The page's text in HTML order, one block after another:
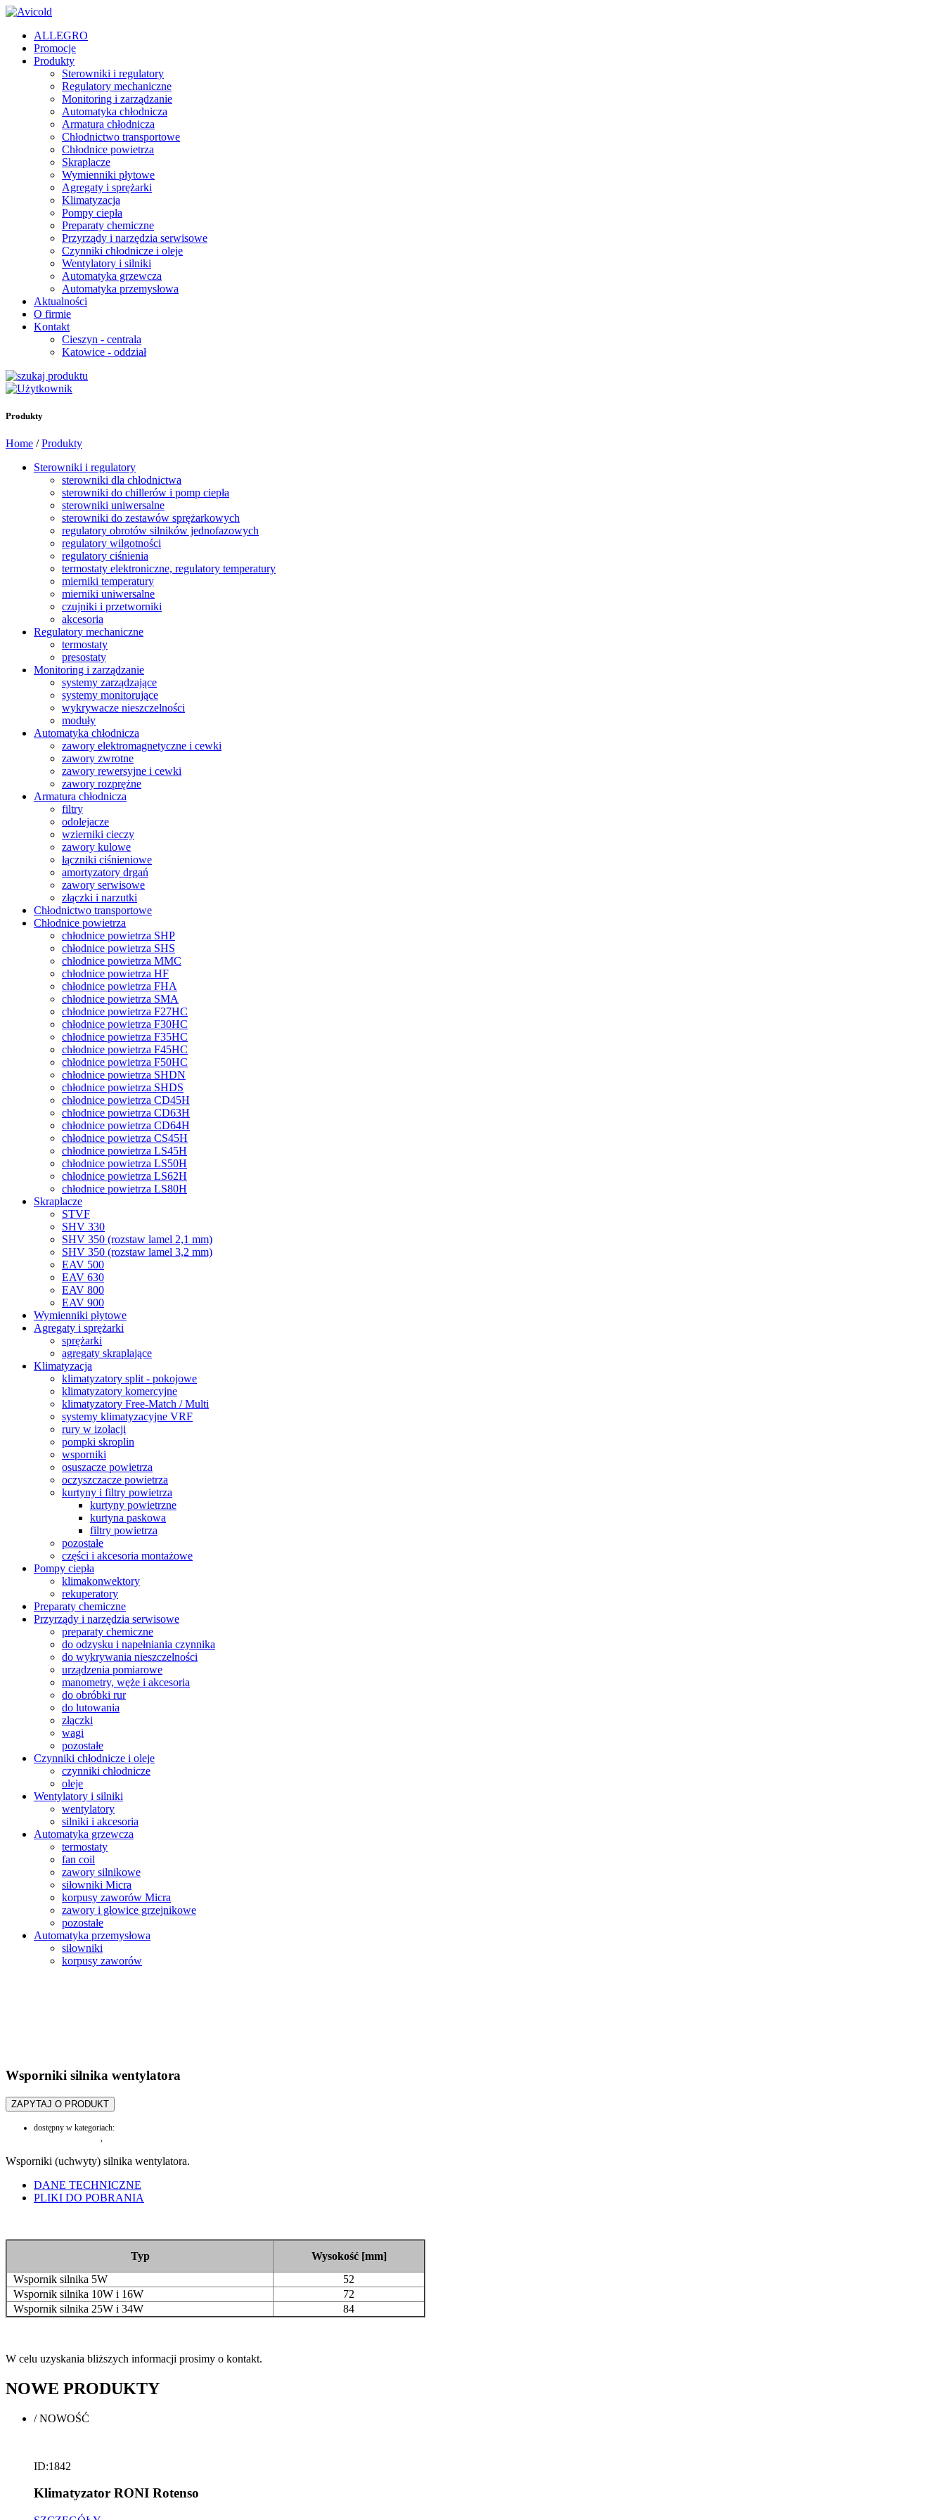
ALLEGRO
Promocje
Produkty
Sterowniki i regulatory
Regulatory mechaniczne
Monitoring i zarządzanie
Automatyka chłodnicza
Armatura chłodnicza
Chłodnictwo transportowe
Chłodnice powietrza
Skraplacze
Wymienniki płytowe
Agregaty i sprężarki
Klimatyzacja
Pompy ciepła
Preparaty chemiczne
Przyrządy i narzędzia serwisowe
Czynniki chłodnicze i oleje
Wentylatory i silniki
Automatyka grzewcza
Automatyka przemysłowa
Aktualności
O firmie
Kontakt
Cieszyn - centrala
Katowice - oddział
Produkty
Home /Produkty
Sterowniki i regulatory
sterowniki dla chłodnictwa
sterowniki do chillerów i pomp ciepła
sterowniki uniwersalne
sterowniki do zestawów sprężarkowych
regulatory obrotów silników jednofazowych
regulatory wilgotności
regulatory ciśnienia
termostaty elektroniczne, regulatory temperatury
mierniki temperatury
mierniki uniwersalne
czujniki i przetworniki
akcesoria
Regulatory mechaniczne
termostaty
presostaty
Monitoring i zarządzanie
systemy zarządzające
systemy monitorujące
wykrywacze nieszczelności
moduły
Automatyka chłodnicza
zawory elektromagnetyczne i cewki
zawory zwrotne
zawory rewersyjne i cewki
zawory rozprężne
Armatura chłodnicza
filtry
odolejacze
wzierniki cieczy
zawory kulowe
łączniki ciśnieniowe
amortyzatory drgań
zawory serwisowe
złączki i narzutki
Chłodnictwo transportowe
Chłodnice powietrza
chłodnice powietrza SHP
chłodnice powietrza SHS
chłodnice powietrza MMC
chłodnice powietrza HF
chłodnice powietrza FHA
chłodnice powietrza SMA
chłodnice powietrza F27HC
chłodnice powietrza F30HC
chłodnice powietrza F35HC
chłodnice powietrza F45HC
chłodnice powietrza F50HC
chłodnice powietrza SHDN
chłodnice powietrza SHDS
chłodnice powietrza CD45H
chłodnice powietrza CD63H
chłodnice powietrza CD64H
chłodnice powietrza CS45H
chłodnice powietrza LS45H
chłodnice powietrza LS50H
chłodnice powietrza LS62H
chłodnice powietrza LS80H
Skraplacze
STVF
SHV 330
SHV 350 (rozstaw lamel 2,1 mm)
SHV 350 (rozstaw lamel 3,2 mm)
EAV 500
EAV 630
EAV 800
EAV 900
Wymienniki płytowe
Agregaty i sprężarki
sprężarki
agregaty skraplające
Klimatyzacja
klimatyzatory split - pokojowe
klimatyzatory komercyjne
klimatyzatory Free-Match / Multi
systemy klimatyzacyjne VRF
rury w izolacji
pompki skroplin
wsporniki
osuszacze powietrza
oczyszczacze powietrza
kurtyny i filtry powietrza
kurtyny powietrzne
kurtyna paskowa
filtry powietrza
pozostałe
części i akcesoria montażowe
Pompy ciepła
klimakonwektory
rekuperatory
Preparaty chemiczne
Przyrządy i narzędzia serwisowe
preparaty chemiczne
do odzysku i napełniania czynnika
do wykrywania nieszczelności
urządzenia pomiarowe
manometry, węże i akcesoria
do obróbki rur
do lutowania
złączki
wagi
pozostałe
Czynniki chłodnicze i oleje
czynniki chłodnicze
oleje
Wentylatory i silniki
wentylatory
silniki i akcesoria
Automatyka grzewcza
termostaty
fan coil
zawory silnikowe
siłowniki Micra
korpusy zaworów Micra
zawory i głowice grzejnikowe
pozostałe
Automatyka przemysłowa
siłowniki
korpusy zaworów
Wsporniki silnika wentylatora
ZAPYTAJ O PRODUKT
dostępny w kategoriach:
Wsporniki (uchwyty) silnika wentylatora.
DANE TECHNICZNE
PLIKI DO POBRANIA
Typ
Wysokość [mm]
Wspornik silnika 5W
52
Wspornik silnika 10W i 16W
72
Wspornik silnika 25W i 34W
84
W celu uzyskania bliższych informacji prosimy o kontakt.
NOWE PRODUKTY
/NOWOŚĆ
ID:1842
Klimatyzator RONI Rotenso